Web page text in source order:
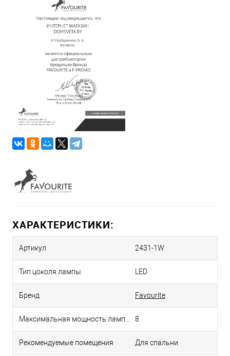
ХАРАКТЕРИСТИКИ:
Артикул 2431-1W
Тип цоколя лампы LED
Бренд Favourite
Максимальная мощность лампы, Вт 8
Рекомендуемые помещения Для спальни